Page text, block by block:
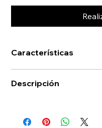
Características
Descripción